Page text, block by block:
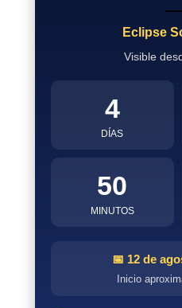
Eclipse
Visible
4
DÍAS
50
MINUTOS
📅 12 de
Inicio